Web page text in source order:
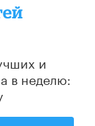
и
в неделю: